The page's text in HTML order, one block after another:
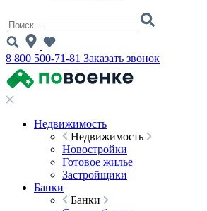
8 800 500-71-81 Заказать звонок
Недвижимость
Недвижимость
Новостройки
Готовое жилье
Застройщики
Банки
Банки